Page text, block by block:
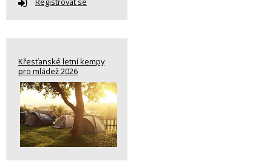
Křesťanské letní kempy
pro mládež 2026